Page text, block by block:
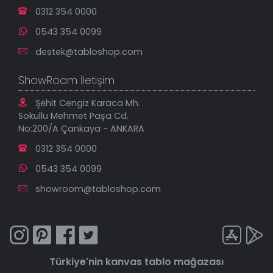
0312 354 0000
0543 354 0099
destek@tabloshop.com
ShowRoom İletişim
Şehit Cengiz Karaca Mh.
Sokullu Mehmet Paşa Cd.
No:200/A Çankaya - ANKARA
0312 354 0000
0543 354 0099
showroom@tabloshop.com
Türkiye'nin kanvas tablo mağazası